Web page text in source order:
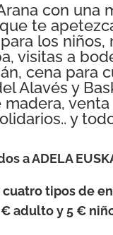
con una
te
los
visitas a
cena para
Alavés y
y
a ADELA
cuatro tipos de
€ adulto y 5 €